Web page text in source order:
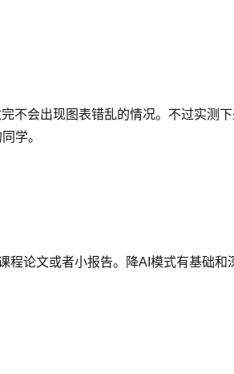
不会出现图表错乱的情况。不过实测
学。
论文或者小报告。降AI模式有基础